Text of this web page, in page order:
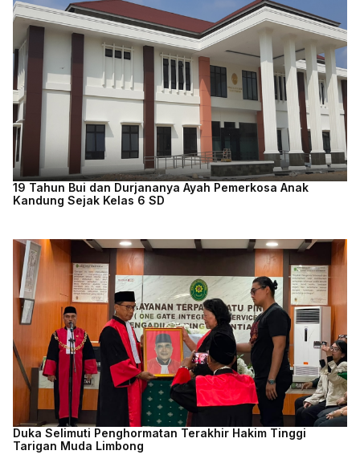
19 Tahun Bui dan Durjananya Ayah Pemerkosa Anak
Kandung Sejak Kelas 6 SD
Duka Selimuti Penghormatan Terakhir Hakim Tinggi
Tarigan Muda Limbong